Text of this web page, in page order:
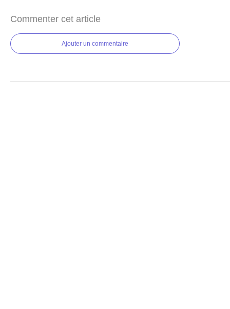
Commenter cet article
Ajouter un commentaire